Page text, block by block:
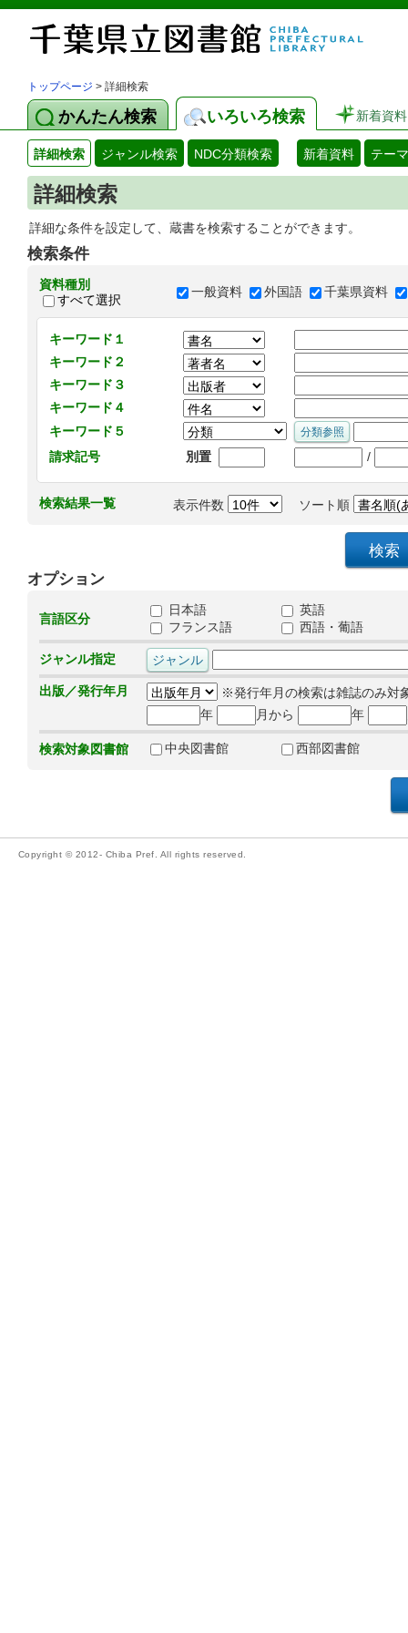
トップページ > 詳細検索
かんたん検索 いろいろ検索 新着資料
詳細検索 ジャンル検索 NDC分類検索 新着資料 テー
詳細検索
詳細な条件を設定して、蔵書を検索することができます。
検索条件
資料種別
すべて選択
一般資料 外国語 千葉県資料
キーワード１
キーワード２
キーワード３
キーワード４
キーワード５
請求記号
別置 /
検索結果一覧 表示件数 ソート順
オプション
言語区分
日本語
英語
フランス語
西語・葡語
ジャンル指定
出版／発行年月
※発行年月の検索は雑誌のみ対
年
月から 年
検索対象図書館 中央図書館 西部図書館
Copyright © 2012- Chiba Pref. All rights reserved.